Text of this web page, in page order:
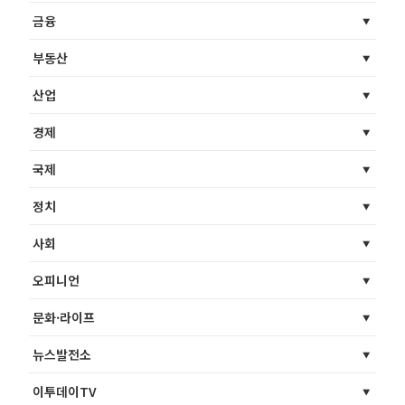
금융
부동산
산업
경제
국제
정치
사회
오피니언
문화·라이프
뉴스발전소
이투데이TV